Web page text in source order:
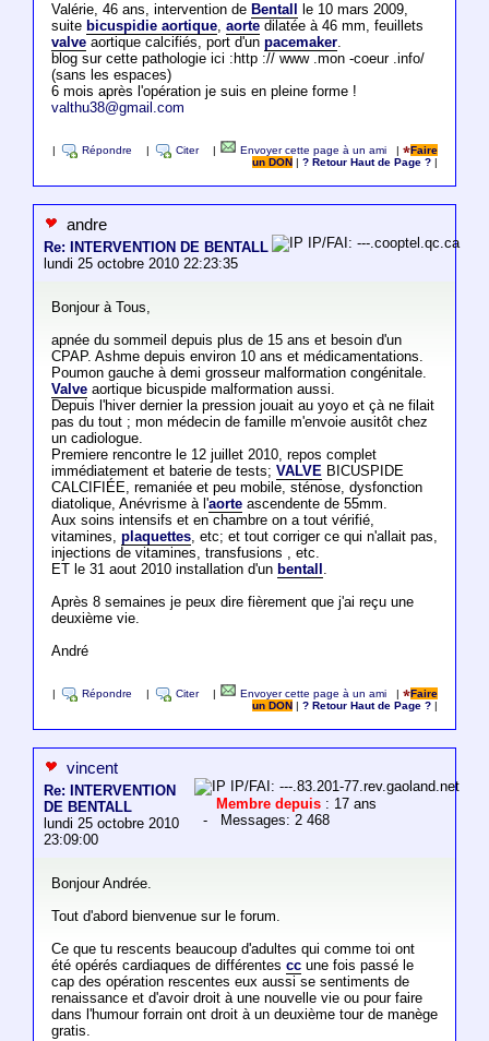
Valérie, 46 ans, intervention de Bentall
le 10 mars 2009,
suite bicuspidie aortique, aortedilatée à 46 mm, feuillets
valveaortique calcifiés, port d'un pacemaker.
blog sur cette pathologie ici :http :// www .mon -coeur .info/
(sans les espaces)
6 mois après l'opération je suis en pleine forme !
valthu38@gmail.com
Répondre Citer Envoyer cette page à un ami |
Faire
un DON
|? Retour Haut de Page ?
andre
Re: INTERVENTION DE BENTALL
lundi 25 octobre 2010 22:23:35
IP/FAI: ---.cooptel.qc.ca
Bonjour à Tous,
apnée du sommeil depuis plus de 15 ans et besoin d'un
CPAP. Ashme depuis environ 10 ans et médicamentations.
Poumon gauche à demi grosseur malformation congénitale.
Valveaortique bicuspide malformation aussi.
Depuis l'hiver dernier la pression jouait au yoyo et çà ne filait
pas du tout ; mon médecin de famille m'envoie ausitôt chez
un cadiologue.
Premiere rencontre le 12 juillet 2010, repos complet
immédiatement et baterie de tests; VALVEBICUSPIDE
CALCIFIÉE, remaniée et peu mobile, sténose, dysfonction
diatolique, Anévrisme à l'aorteascendente de 55mm.
Aux soins intensifs et en chambre on a tout vérifié,
vitamines, plaquettes, etc; et tout corriger ce qui n'allait pas,
injections de vitamines, transfusions , etc.
ET le 31 aout 2010 installation d'un bentall .
Après 8 semaines je peux dire fièrement que j'ai reçu une
deuxième vie.
André
Répondre Citer Envoyer cette page à un ami |
Faire
un DON
|? Retour Haut de Page ?
vincent
Re: INTERVENTION
DE BENTALL
lundi 25 octobre 2010
23:09:00
IP/FAI: ---.83.201-77.rev.gaoland.net
Membre depuis : 17 ans
- Messages: 2 468
Bonjour Andrée.
Tout d'abord bienvenue sur le forum.
Ce que tu rescents beaucoup d'adultes qui comme toi ont
été opérés cardiaques de différentes ccune fois passé le
cap des opération rescentes eux aussi se sentiments de
renaissance et d'avoir droit à une nouvelle vie ou pour faire
dans l'humour forrain ont droit à un deuxième tour de manège
gratis.